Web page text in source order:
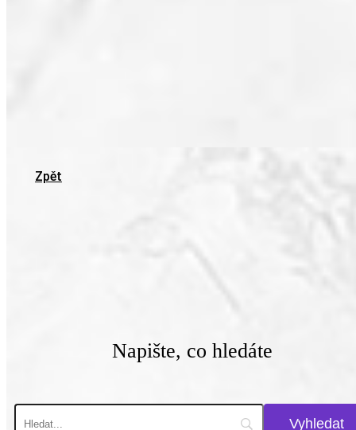
Zpět
Napište, co hledáte